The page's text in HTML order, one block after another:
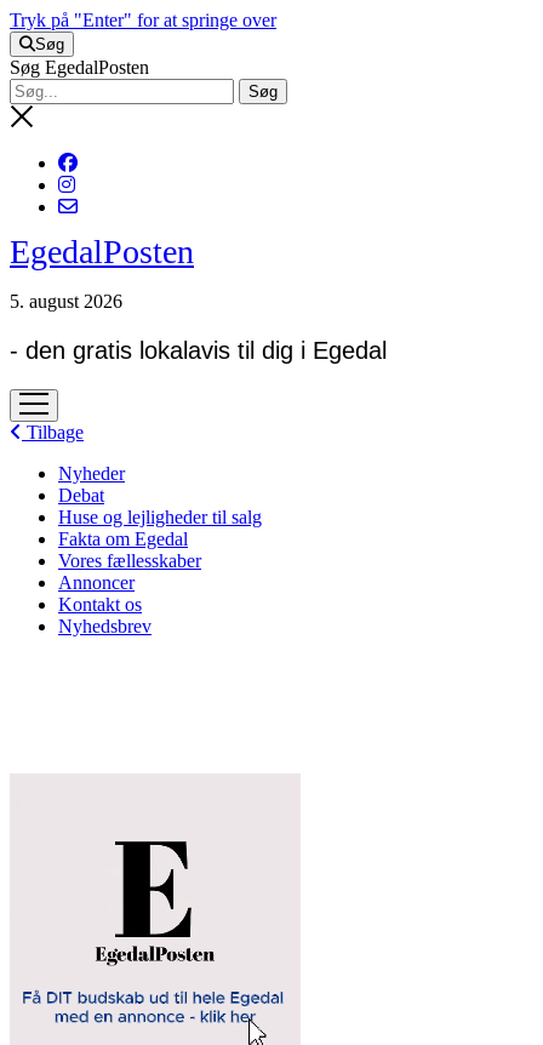
Tryk på "Enter" for at springe over
Søg
Søg EgedalPosten
EgedalPosten
5. august 2026
- den gratis lokalavis til dig i Egedal
open
menu
Tilbage
Nyheder
Debat
Huse og lejligheder til salg
Fakta om Egedal
Vores fællesskaber
Annoncer
Kontakt os
Nyhedsbrev